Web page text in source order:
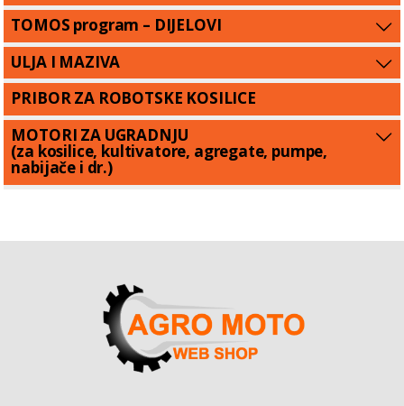
TOMOS program – DIJELOVI
ULJA I MAZIVA
PRIBOR ZA ROBOTSKE KOSILICE
MOTORI ZA UGRADNJU
(za kosilice, kultivatore, agregate, pumpe,
nabijače i dr.)